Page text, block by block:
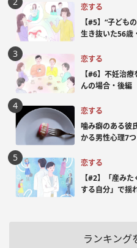
恋する
【#5】“子ど
生き抜いた56歳
恋する
【#6】不妊治
んの場合・後編
恋する
噛み癖のある彼
かる男性心理7つ
恋する
【#2】「産み
する自分」で揺
ランキング